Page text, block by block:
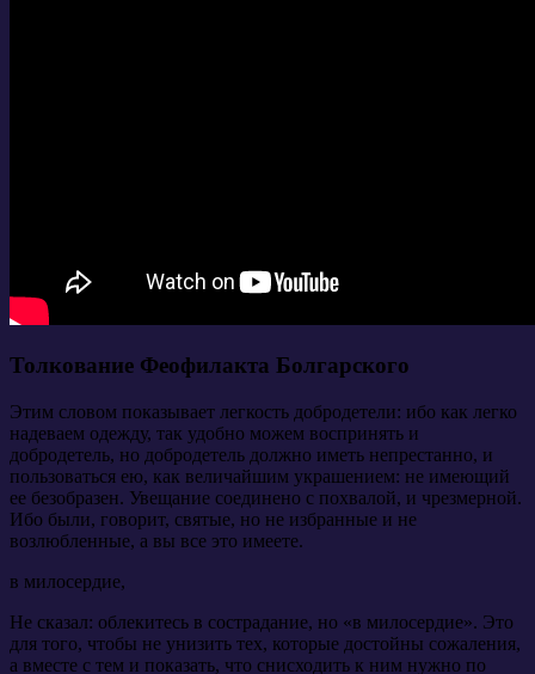
Толкование Феофилакта Болгарского
Этим словом показывает легкость добродетели: ибо как легко
надеваем одежду, так удобно можем воспринять и
добродетель, но добродетель должно иметь непрестанно, и
пользоваться ею, как величайшим украшением: не имеющий
ее безобразен. Увещание соединено с похвалой, и чрезмерной.
Ибо были, говорит, святые, но не избранные и не
возлюбленные, а вы все это имеете.
в милосердие,
Не сказал: облекитесь в сострадание, но «в милосердие». Это
для того, чтобы не унизить тех, которые достойны сожаления,
а вместе с тем и показать, что снисходить к ним нужно по